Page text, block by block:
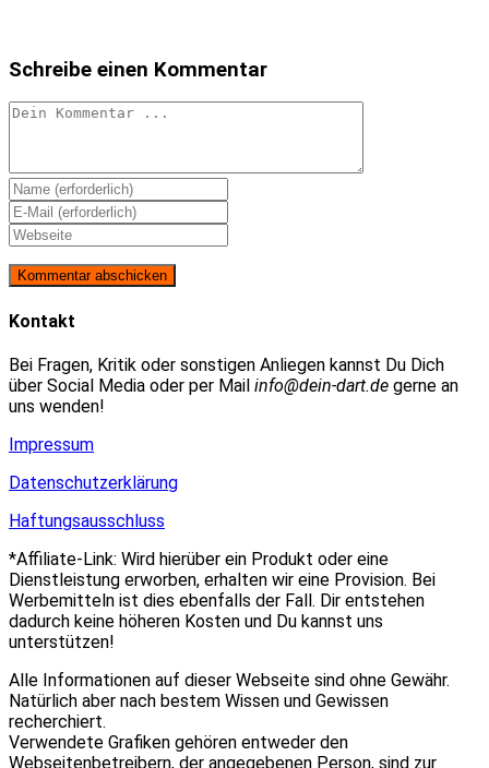
Schreibe einen Kommentar
Kommentieren
Gib
deinen
Namen
oder
Benutzernamen
zum
Kommentieren
ein
Gib
deine
E-
Mail-
Adresse
zum
ein
Gib
Website-
ein
Kontakt
Bei Fragen, Kritik oder sonstigen Anliegen kannst Du Dich
über Social Media oder per Mail info@dein-dart.de gerne an
uns wenden!
Impressum
Datenschutzerklärung
Haftungsausschluss
*Affiliate-Link: Wird hierüber ein Produkt oder eine
Dienstleistung erworben, erhalten wir eine Provision. Bei
Werbemitteln ist dies ebenfalls der Fall. Dir entstehen
dadurch keine höheren Kosten und Du kannst uns
unterstützen!
Alle Informationen auf dieser Webseite sind ohne Gewähr.
Natürlich aber nach bestem Wissen und Gewissen
recherchiert.
Verwendete Grafiken gehören entweder den
Webseitenbetreibern, der angegebenen Person, sind zur